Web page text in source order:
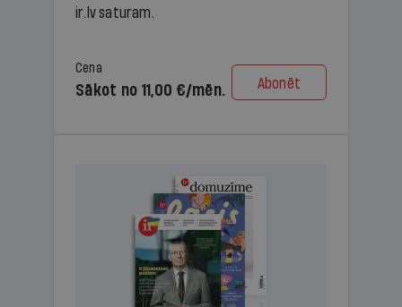
ir.lv saturam.
Cena
Sākot no 11,00 €/mēn. Abonēt